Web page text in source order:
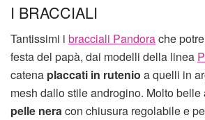
I BRACCIALI
Tantissimi i bracciali Pandorache
festa del papà, dai modelli della linea
catena placcati in rutenio a quelli in
mesh dallo stile androgino. Molto
pelle neracon chiusura regolabile e